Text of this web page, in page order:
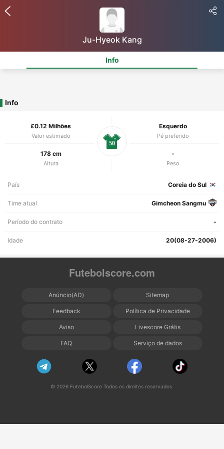
Ju-Hyeok Kang
Info
Info
£0.12 Milhões
Valor estimado
Esquerdo
Pé preferido
178 cm
Altura
-
Peso
50
País Coreia do Sul
Time atual Gimcheon Sangmu
Período do contrato -
Idade 20(08-27-2006)
Futebolscore.com
Anúncio(AD) Sitemap
Feedback Política de Privacidade
Aviso Livescore Grátis
FAQ Serviço de dados
© 2026 FutebolScore Todos os direitos reservados.